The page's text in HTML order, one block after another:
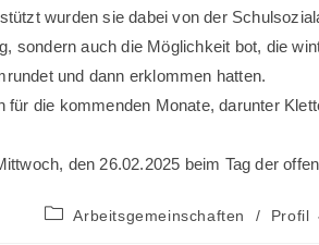
wurden sie dabei von der
sondern auch die Möglichkeit bot, die
und dann erklommen hatten.
die kommenden Monate, darunter
den 26.02.2025 beim Tag der
Beitrags-
Arbeitsgemeinschaften / Profil